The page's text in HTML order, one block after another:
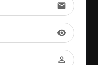
email
visibility
perm_identity